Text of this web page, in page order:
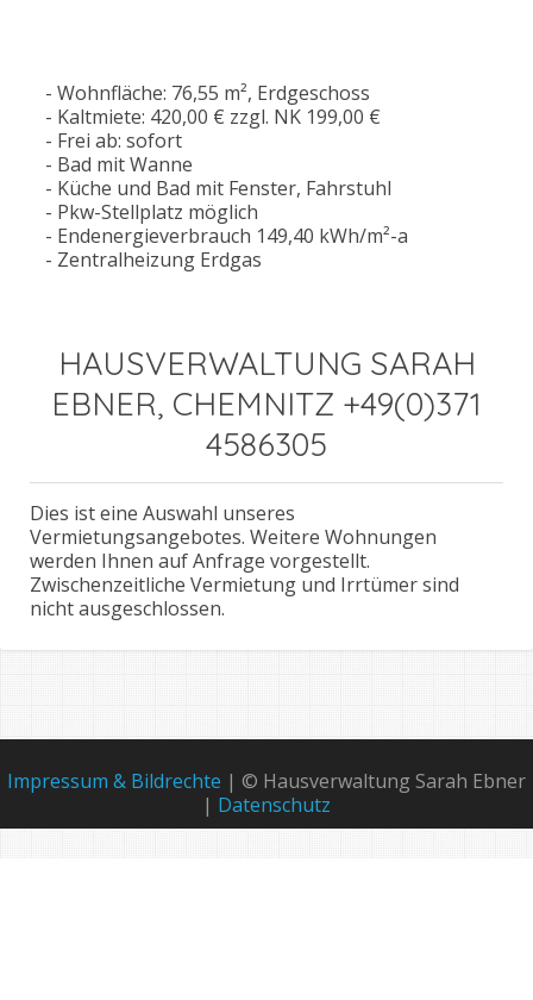
- Wohnfläche: 76,55 m², Erdgeschoss
- Kaltmiete: 420,00 € zzgl. NK 199,00 €
- Frei ab: sofort
- Bad mit Wanne
- Küche und Bad mit Fenster, Fahrstuhl
- Pkw-Stellplatz möglich
- Endenergieverbrauch 149,40 kWh/m²-a
- Zentralheizung Erdgas
HAUSVERWALTUNG SARAH
EBNER, CHEMNITZ +49(0)371
4586305
Dies ist eine Auswahl unseres
Vermietungsangebotes. Weitere Wohnungen
werden Ihnen auf Anfrage vorgestellt.
Zwischenzeitliche Vermietung und Irrtümer sind
nicht ausgeschlossen.
Impressum & Bildrechte | © Hausverwaltung Sarah Ebner
| Datenschutz